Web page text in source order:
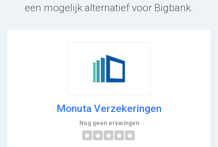
een mogelijk alternatief voor Bigbank.
Monuta Verzekeringen
Nog geen ervaringen